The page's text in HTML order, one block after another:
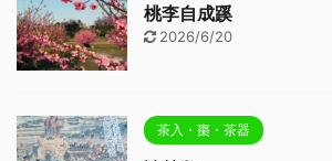
桃李自成蹊
2026/6/20
茶入・棗・茶器